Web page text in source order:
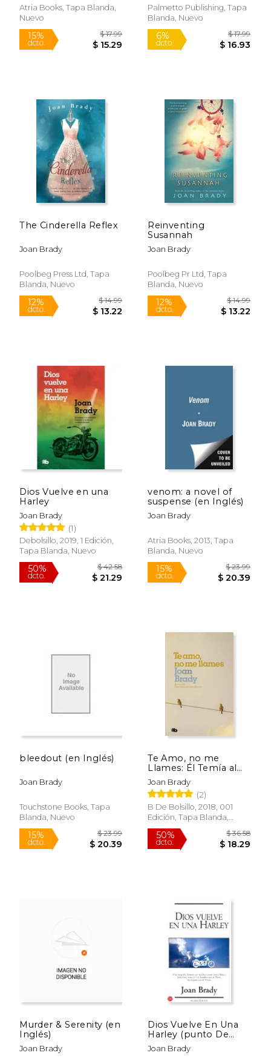
Atria Books, Tapa Blanda,
Nuevo
15%
dcto.
Palmetto Publishing, Tapa
Blanda, Nuevo
6%
dcto.
The Cinderella Reflex
Joan Brady
Poolbeg Press Ltd, Tapa
Blanda, Nuevo
12%
dcto.
$ 14.99
Reinventing
Susannah
Joan Brady
Poolbeg Pr Ltd, Tapa
Blanda, Nuevo
12%
dcto.
Dios Vuelve en una
Harley
Joan Brady
(1)
Debolsillo, 2019, 1 Edición,
Tapa Blanda, Nuevo
venom: a novel of
suspense (en Inglés)
Joan Brady
Atria Books, 2013, Tapa
Blanda, Nuevo
bleedout (en Inglés)
Joan Brady
Touchstone Books, Tapa
Blanda, Nuevo
Te Amo, no me
Llames: Él Temía al
Amor. Ella Temía a la
Vida (Ficción)
Joan Brady
(2)
B De Bolsillo, 2018, 001
Edición, Tapa Blanda,
Nuevo
Murder & Serenity (en
Inglés)
Joan Brady
Dios Vuelve En Una
Harley (punto De
Lectura)
Joan Brady